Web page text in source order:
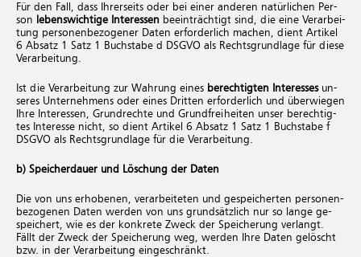
Für den Fall, dass Ih­rer­seits oder bei einer an­de­ren na­tür­li­chen Per­
son le­bens­wich­ti­ge In­ter­es­sen be­ein­träch­tigt sind, die eine Ver­ar­bei­
tung per­so­nen­be­zo­ge­ner Daten er­for­der­lich ma­chen, dient Ar­ti­kel
6 Ab­satz 1 Satz 1 Buch­sta­be d DSGVO als Rechts­grund­la­ge für diese
Ver­ar­bei­tung.
Ist die Ver­ar­bei­tung zur Wah­rung eines be­rech­tig­ten In­ter­es­sesun­
se­res Un­ter­neh­mens oder eines Drit­ten er­for­der­lich und über­wie­gen
Ihre In­ter­es­sen, Grund­rech­te und Grund­frei­hei­ten unser be­rech­tig­
tes In­ter­es­se nicht, so dient Ar­ti­kel 6 Ab­satz 1 Satz 1 Buch­sta­be f
DSGVO als Rechts­grund­la­ge für die Ver­ar­bei­tung.
b) Spei­cherdau­er und Lö­schung der Daten
Die von uns er­ho­be­nen, ver­ar­bei­te­ten und ge­spei­cher­ten per­so­nen­
be­zo­ge­nen Daten wer­den von uns grund­sätz­lich nur so lange ge­
spei­chert, wie es der kon­kre­te Zweck der Spei­che­rung ver­langt.
Fällt der Zweck der Spei­che­rung weg, wer­den Ihre Daten ge­löscht
bzw. in der Ver­ar­bei­tung ein­ge­schränkt.